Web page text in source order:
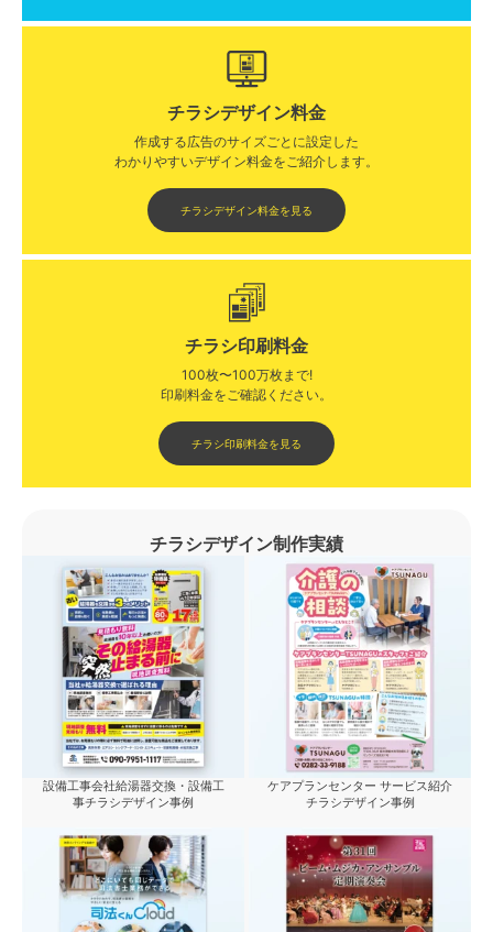
チラシデザイン料金
作成する広告のサイズごとに設定した
わかりやすいデザイン料金をご紹介します。​​
チラシデザイン料金を見る
チラシ印刷料金
100枚〜100万枚まで!
印刷料金をご確認ください。​
チラシ印刷料金を見る
チラシデザイン制作実績
設備工事会社給湯器交換・設備工
事チラシデザイン事例
ケアプランセンター サービス紹介
チラシデザイン事例